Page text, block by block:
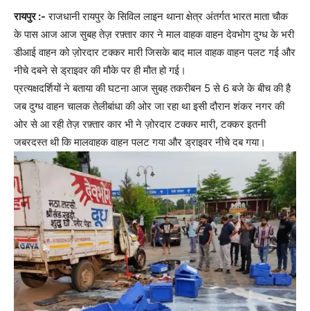
रायपुर :- राजधानी रायपुर के सिविल लाइन थाना क्षेत्र अंतर्गत भारत माता चौक
के पास आज आज सुबह तेज़ रफ़्तार कार ने माल वाहक वाहन देवभोग दुग्ध के भरी
डीआई वाहन को ज़ोरदार टक्कर मारी जिसके बाद माल वाहक वाहन पलट गई और
नीचे दबने से ड्राइवर की मौके पर ही मौत हो गई।
प्रत्यक्षदर्शियों ने बताया की घटना आज सुबह तकरीबन 5 से 6 बजे के बीच की है
जब दुग्ध वाहन चालक तेलीबांधा की ओर जा रहा था इसी दौरान शंकर नगर की
ओर से आ रही तेज़ रफ़्तार कार भी ने ज़ोरदार टक्कर मारी, टक्कर इतनी
जबरदस्त थी कि मालवाहक वाहन पलट गया और ड्राइवर नीचे दब गया।